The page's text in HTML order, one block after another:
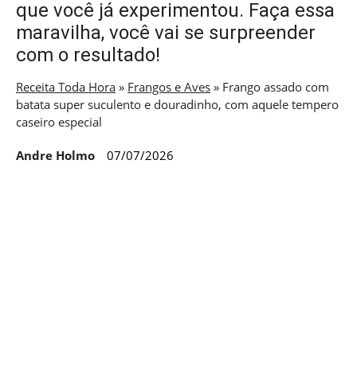
que você já experimentou. Faça essa
maravilha, você vai se surpreender
com o resultado!
Receita Toda Hora » Frangos e Aves » Frango assado com
batata super suculento e douradinho, com aquele tempero
caseiro especial
Andre Holmo 07/07/2026